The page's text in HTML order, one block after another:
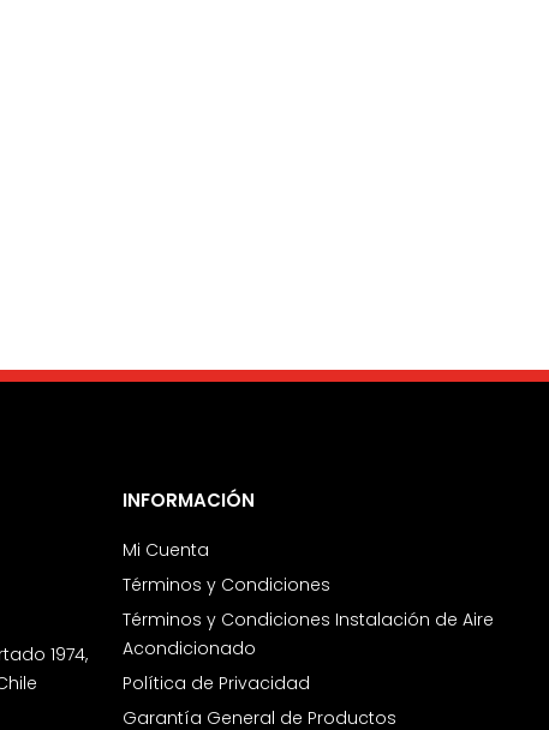
1974,
INFORMACIÓN
Mi Cuenta
Términos y Condiciones
Términos y Condiciones Instalación de Aire
Acondicionado
Política de Privacidad
Garantía General de Productos